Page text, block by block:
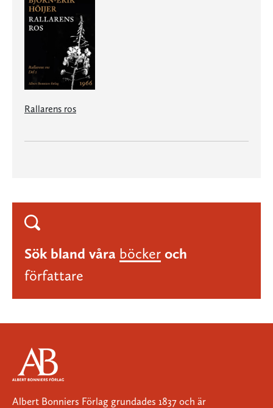
Rallarens ros
Sök bland våra böcker och
författare
Albert Bonniers Förlag grundades 1837 och är